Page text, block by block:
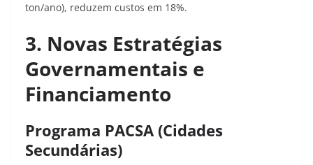
ton/ano), reduzem custos em 18%.
3. Novas Estratégias
Governamentais e
Financiamento
Programa PACSA (Cidades
Secundárias)